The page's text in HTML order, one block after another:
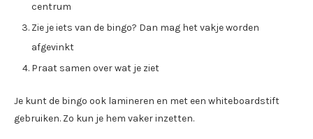
centrum
Zie je iets van de bingo? Dan mag het vakje worden
afgevinkt
Praat samen over wat je ziet
Je kunt de bingo ook lamineren en met een whiteboardstift
gebruiken. Zo kun je hem vaker inzetten.